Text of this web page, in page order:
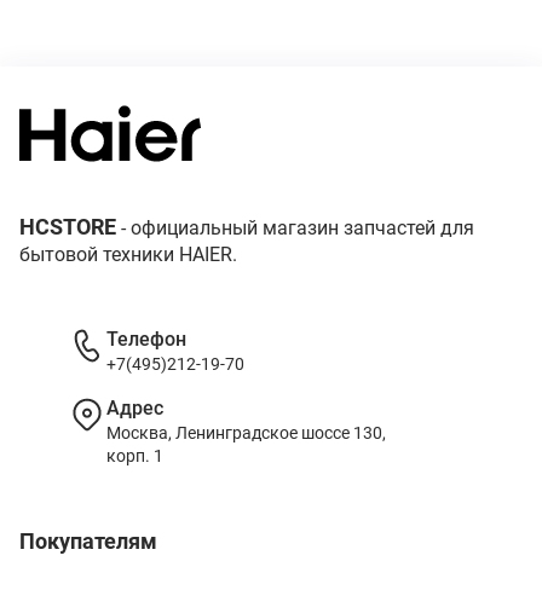
HCSTORE - официальный магазин запчастей для
бытовой техники HAIER.
Покупателям
Телефон
+7(495)212-19-70
Адрес
Москва, Ленинградское шоссе 130,
корп. 1